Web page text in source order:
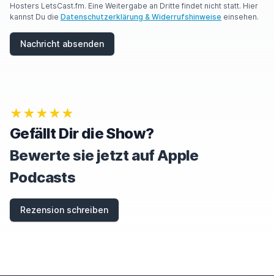
H
U
R
E
T
H
I
S
F
E
Hosters LetsCast.fm. Eine Weitergabe an Dritte findet nicht statt. Hier
kannst Du die Datenschutzerklärung & Widerrufshinweise einsehen.
Nachricht absenden
★★★★★
Gefällt Dir die Show?
Bewerte sie jetzt auf Apple
Podcasts
Rezension schreiben